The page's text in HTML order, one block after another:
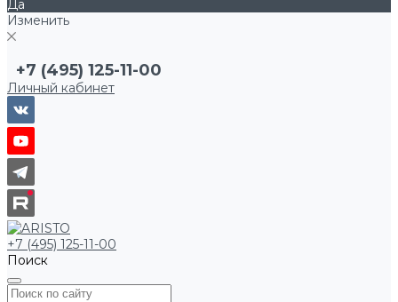
Да
Изменить
+7 (495) 125-11-00
Личный кабинет
+7 (495) 125-11-00
Поиск